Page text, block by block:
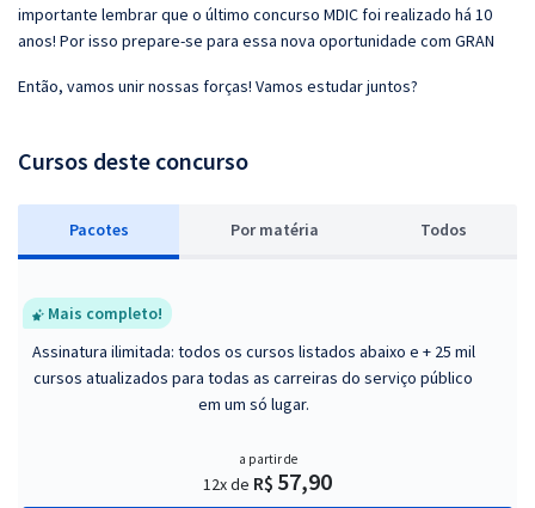
importante lembrar que o último concurso MDIC foi realizado há 10
anos! Por isso prepare-se para essa nova oportunidade com GRAN
Então, vamos unir nossas forças! Vamos estudar juntos?
Cursos deste concurso
Pacotes Por matéria Todos
Mais completo!
Assinatura ilimitada: todos os cursos listados abaixo e + 25 mil
cursos atualizados para todas as carreiras do serviço público
em um só lugar.
a partir de
12x de R$ 57,90